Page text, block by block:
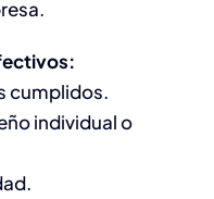
cumplidos.
individual o